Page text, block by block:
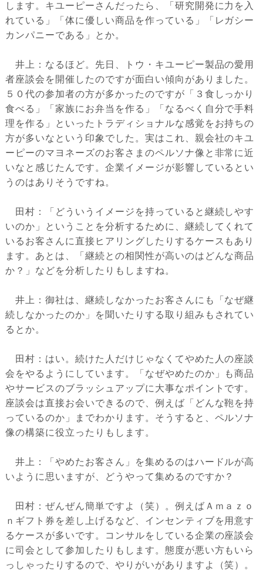
します。キユーピーさんだったら、「研究開発に力を入
れている」「体に優しい商品を作っている」「レガシー
カンパニーである」とか。
井上：なるほど。先日、トウ・キユーピー製品の愛用
者座談会を開催したのですが面白い傾向がありました。
５０代の参加者の方が多かったのですが「３食しっかり
食べる」「家族にお弁当を作る」「なるべく自分で手料
理を作る」といったトラディショナルな感覚をお持ちの
方が多いなという印象でした。実はこれ、親会社のキユ
ーピーのマヨネーズのお客さまのペルソナ像と非常に近
いなと感じたんです。企業イメージが影響しているとい
うのはありそうですね。
田村：「どういうイメージを持っていると継続しやす
いのか」ということを分析するために、継続してくれて
いるお客さんに直接ヒアリングしたりするケースもあり
ます。あとは、「継続との相関性が高いのはどんな商品
か？」などを分析したりもしますね。
井上：御社は、継続しなかったお客さんにも「なぜ継
続しなかったのか」を聞いたりする取り組みもされてい
るとか。
田村：はい。続けた人だけじゃなくてやめた人の座談
会をやるようにしています。「なぜやめたのか」も商品
やサービスのブラッシュアップに大事なポイントです。
座談会は直接お会いできるので、例えば「どんな鞄を持
っているのか」までわかります。そうすると、ペルソナ
像の構築に役立ったりもします。
井上：「やめたお客さん」を集めるのはハードルが高
いように思いますが、どうやって集めるのですか？
田村：ぜんぜん簡単ですよ（笑）。例えばＡｍａｚｏ
ｎギフト券を差し上げるなど、インセンティブを用意す
るケースが多いです。コンサルをしている企業の座談会
に司会として参加したりもします。態度が悪い方もいら
っしゃったりするので、やりがいがありますよ（笑）。